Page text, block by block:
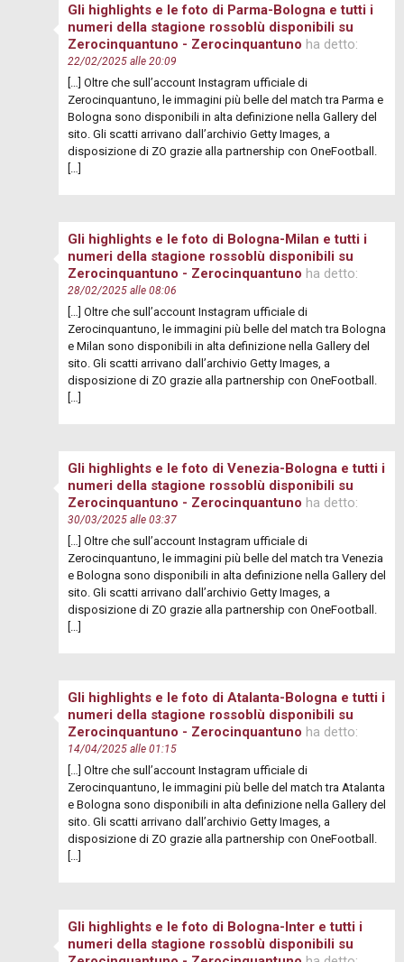
Gli highlights e le foto di Parma-Bologna e tutti i
numeri della stagione rossoblù disponibili su
Zerocinquantuno - Zerocinquantuno ha detto:
22/02/2025 alle 20:09
[…] Oltre che sull’account Instagram ufficiale di
Zerocinquantuno, le immagini più belle del match tra Parma e
Bologna sono disponibili in alta definizione nella Gallery del
sito. Gli scatti arrivano dall’archivio Getty Images, a
disposizione di ZO grazie alla partnership con OneFootball.
Gli highlights e le foto di Bologna-Milan e tutti i
numeri della stagione rossoblù disponibili su
Zerocinquantuno - Zerocinquantuno ha detto:
28/02/2025 alle 08:06
[…] Oltre che sull’account Instagram ufficiale di
Zerocinquantuno, le immagini più belle del match tra Bologna
e Milan sono disponibili in alta definizione nella Gallery del
sito. Gli scatti arrivano dall’archivio Getty Images, a
disposizione di ZO grazie alla partnership con OneFootball.
Gli highlights e le foto di Venezia-Bologna e tutti i
numeri della stagione rossoblù disponibili su
Zerocinquantuno - Zerocinquantuno ha detto:
30/03/2025 alle 03:37
[…] Oltre che sull’account Instagram ufficiale di
Zerocinquantuno, le immagini più belle del match tra Venezia
e Bologna sono disponibili in alta definizione nella Gallery del
sito. Gli scatti arrivano dall’archivio Getty Images, a
disposizione di ZO grazie alla partnership con OneFootball.
Gli highlights e le foto di Atalanta-Bologna e tutti i
numeri della stagione rossoblù disponibili su
Zerocinquantuno - Zerocinquantuno ha detto:
14/04/2025 alle 01:15
[…] Oltre che sull’account Instagram ufficiale di
Zerocinquantuno, le immagini più belle del match tra Atalanta
e Bologna sono disponibili in alta definizione nella Gallery del
sito. Gli scatti arrivano dall’archivio Getty Images, a
disposizione di ZO grazie alla partnership con OneFootball.
Gli highlights e le foto di Bologna-Inter e tutti i
numeri della stagione rossoblù disponibili su